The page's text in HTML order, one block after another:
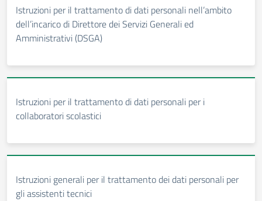
Istruzioni per il trattamento di dati personali nell’ambito
dell’incarico di Direttore dei Servizi Generali ed
Amministrativi (DSGA)
Istruzioni per il trattamento di dati personali per i
collaboratori scolastici
Istruzioni generali per il trattamento dei dati personali per
gli assistenti tecnici